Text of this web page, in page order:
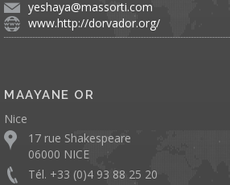
yeshaya@massorti.com
www.http://dorvador.org/
MAAYANE OR
Nice
17 rue Shakespeare
06000 NICE
Tél. +33 (0)4 93 88 25 20